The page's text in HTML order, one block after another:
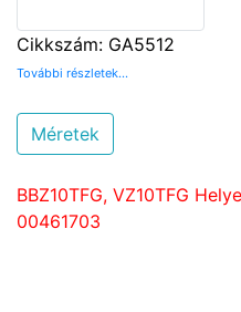
Cikkszám: GA5512
További részletek...
Méretek
BBZ10TFG, VZ10TFG
00461703